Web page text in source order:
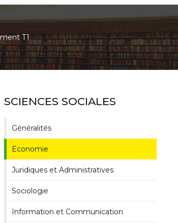
T1
SCIENCES SOCIALES
Généralités
Economie
Juridiques et Administratives
Sociologie
Information et Communication